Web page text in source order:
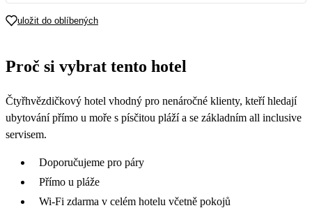
17
24 290
18 19 20 21 22 23
uložit do oblíbených
Proč si vybrat tento hotel
Čtyřhvězdičkový hotel vhodný pro nenáročné klienty, kteří hledají
ubytování přímo u moře s písčitou pláží a se základním all inclusive
servisem.
Doporučujeme pro páry
Přímo u pláže
Wi-Fi zdarma v celém hotelu včetně pokojů